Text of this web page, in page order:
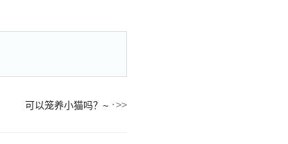
可以笼养小猫吗？~